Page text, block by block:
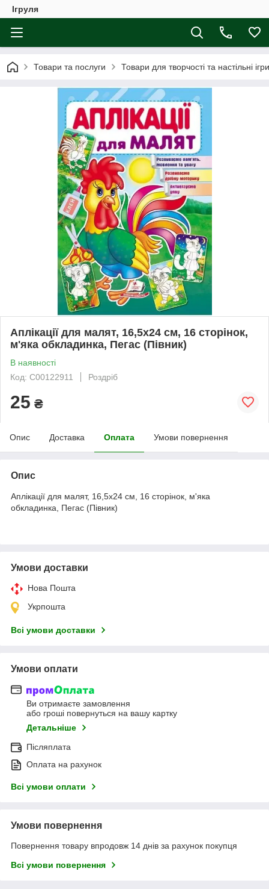
Ігруля
Товари та послуги Товари для творчості та настільні ігри
Аплікації для малят, 16,5х24 см, 16 сторінок,
м'яка обкладинка, Пегас (Півник)
В наявності
Код: C00122911
Роздріб
25 ₴
Опис Доставка Оплата Умови повернення
Опис
Аплікації для малят, 16,5х24 см, 16 сторінок, м'яка
обкладинка, Пегас (Півник)
Умови доставки
Нова Пошта
Укрпошта
Всі умови доставки
Умови оплати
Ви отримаєте замовлення
або гроші повернуться на вашу картку
Детальніше
Післяплата
Оплата на рахунок
Всі умови оплати
Умови повернення
Повернення товару впродовж 14 днів за рахунок покупця
Всі умови повернення